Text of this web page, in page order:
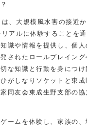
は、大規模風水害の接近
アルに体験することを
識や情報を提供し、個
されたロールプレイング
な知識と行動を身につけ
がしなりソケットと東成
同友会東成生野支部の協
ームを体験し、家族の